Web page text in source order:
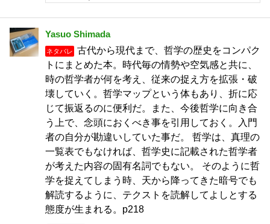
Yasuo Shimada
ネタバレ
古代から現代まで、哲学の歴史をコンパク
トにまとめた本。時代毎の情勢や空気感と共に、
時の哲学者が何を考え、従来の捉え方を拡張・破
壊していく。哲学マップという体もあり、折に応
じて振返るのに便利だ。また、今後哲学に向き合
う上で、念頭におくべき事を引用しておく。入門
者の自分が勘違いしていた事だ。 哲学は、真理の
一覧表でもなければ、哲学史に記載された哲学者
が考えた内容の固有名詞でもない。 そのように哲
学を捉えてしまう時、天から降ってきた暗号でも
解読するように、テクストを読解してよしとする
態度が生まれる。p218